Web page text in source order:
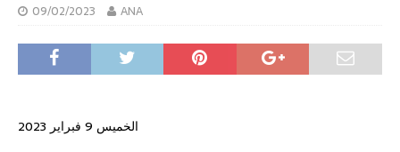
09/02/2023 ANA
الخميس 9 فبراير 2023